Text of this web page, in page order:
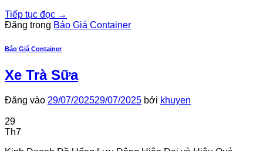
Tiếp tục đọc →
Đăng trong Báo Giá Container
Báo Giá Container
Xe Trà Sữa
Đăng vào 29/07/202529/07/2025 bởi khuyen
29
Th7